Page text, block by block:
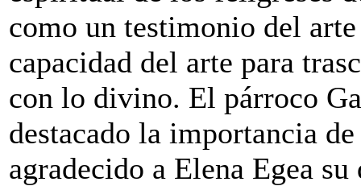
como un testimonio del
capacidad del arte para
con lo divino. El párroco
destacado la importancia
agradecido a Elena Egea